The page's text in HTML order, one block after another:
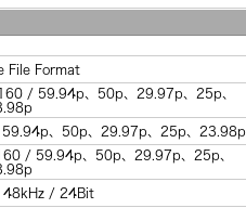
File Format
/ 59.94p、50p、29.97p、25p、
、50p、29.97p、25p、23.98p
/ 59.94p、50p、29.97p、25p、
48kHz / 24Bit